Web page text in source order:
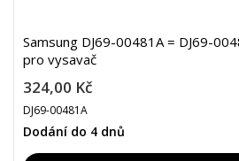
Samsung DJ69-00481A = DJ69-
pro vysavač
324,00 Kč
DJ69-00481A
Dodání do 4 dnů